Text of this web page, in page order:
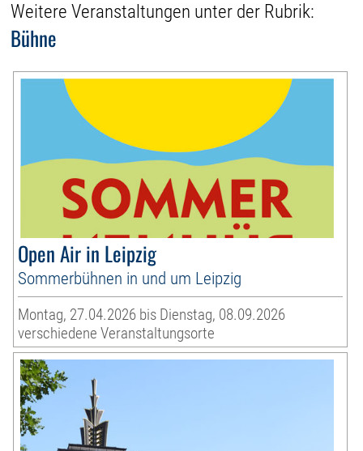
Weitere Veranstaltungen unter der Rubrik:
Bühne
Open Air in Leipzig
Sommerbühnen in und um Leipzig
Montag, 27.04.2026 bis Dienstag, 08.09.2026
verschiedene Veranstaltungsorte